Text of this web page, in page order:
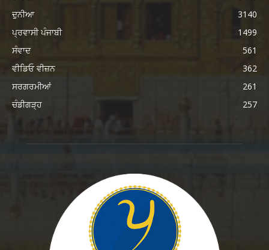
ਦੁਨੀਆ
3140
ਪ੍ਰਵਾਸੀ ਪੰਜਾਬੀ
1499
ਸੰਵਾਦ
561
ਵੀਡਿਓ ਵੀਜ਼ਨ
362
ਸਰਗਰਮੀਆਂ
261
ਚੰਡੀਗੜ੍ਹ
257